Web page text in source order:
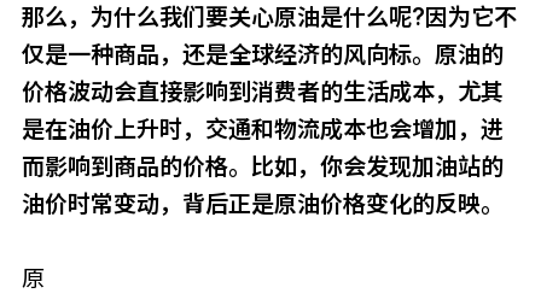
那么，为什么我们要关心原油是什么呢?因为它不
仅是一种商品，还是全球经济的风向标。原油的
价格波动会直接影响到消费者的生活成本，尤其
是在油价上升时，交通和物流成本也会增加，进
而影响到商品的价格。比如，你会发现加油站的
油价时常变动，背后正是原油价格变化的反映。
原